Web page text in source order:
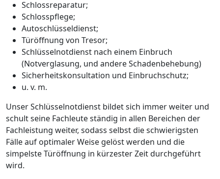
Schlossreparatur;
Schlosspflege;
Autoschlüsseldienst;
Türöffnung von Tresor;
Schlüsselnotdienst nach einem Einbruch
(Notverglasung, und andere Schadenbehebung)
Sicherheitskonsultation und Einbruchschutz;
u. v. m.
Unser Schlüsselnotdienst bildet sich immer weiter und
schult seine Fachleute ständig in allen Bereichen der
Fachleistung weiter, sodass selbst die schwierigsten
Fälle auf optimaler Weise gelöst werden und die
simpelste Türöffnung in kürzester Zeit durchgeführt
wird.